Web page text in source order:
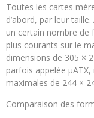
Toutes les cartes
d’abord, par leur
un certain nombre de
plus courants sur le
dimensions de 305 ×
parfois appelée
maximales de 244 ×
Comparaison des